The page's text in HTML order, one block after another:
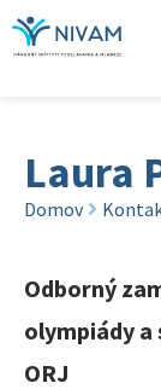
Laura
Domov
Odborný
olympiády a
ORJ